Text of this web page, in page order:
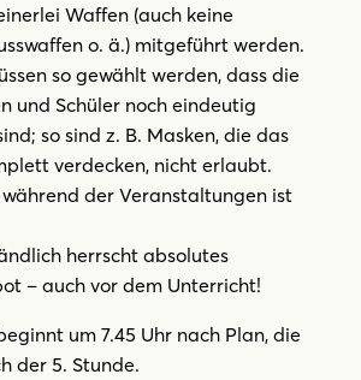
Waffen (auch keine
o. ä.) mitgeführt werden.
so gewählt werden, dass die
und Schüler noch eindeutig
so sind z. B. Masken, die das
verdecken, nicht erlaubt.
der Veranstaltungen ist
herrscht absolutes
– auch vor dem Unterricht!
um 7.45 Uhr nach Plan, die
der 5. Stunde.